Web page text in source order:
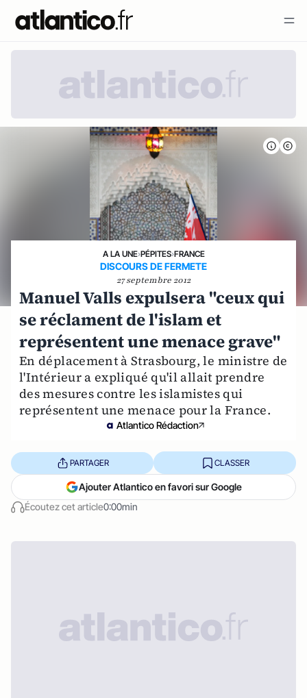
A LA UNE›PÉPITES›FRANCE
DISCOURS DE FERMETE
27 septembre 2012
Manuel Valls expulsera "ceux qui
se réclament de l'islam et
représentent une menace grave"
En déplacement à Strasbourg, le ministre de
l'Intérieur a expliqué qu'il allait prendre
des mesures contre les islamistes qui
représentent une menace pour la France.
Atlantico Rédaction
Écoutez cet article0:00min
PARTAGER CLASSER
Ajouter Atlantico en favori sur Google